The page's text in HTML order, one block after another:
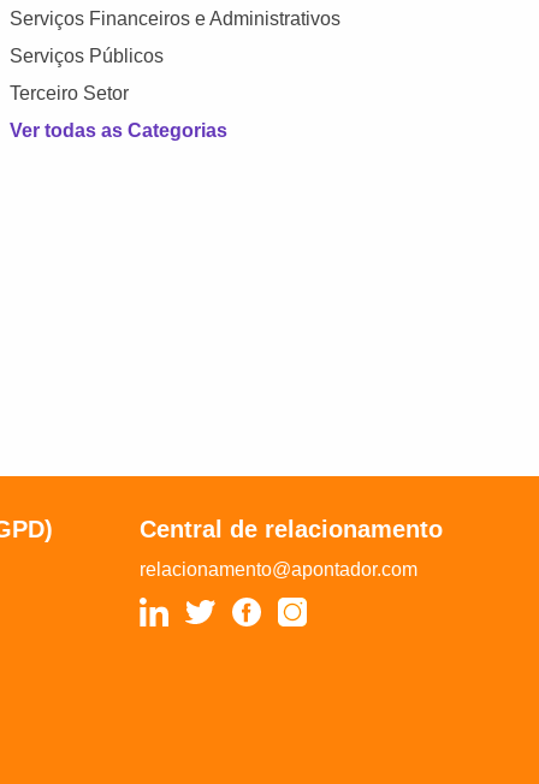
Serviços Financeiros e Administrativos
Serviços Públicos
Terceiro Setor
Ver todas as Categorias
Central de relacionamento
relacionamento@apontador.com